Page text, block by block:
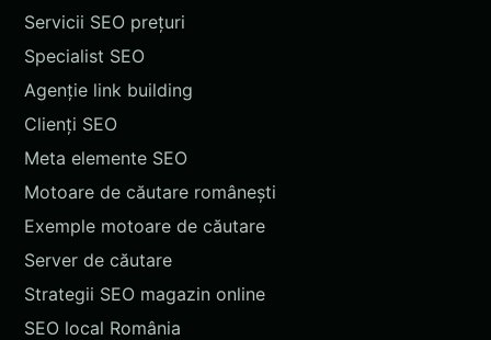
Servicii SEO prețuri
Specialist SEO
Agenție link building
Clienți SEO
Meta elemente SEO
Motoare de căutare românești
Exemple motoare de căutare
Server de căutare
Strategii SEO magazin online
SEO local România